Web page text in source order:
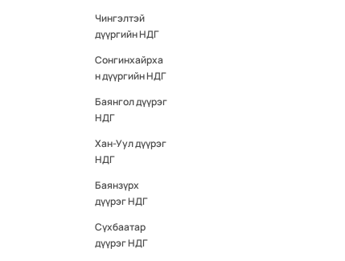
Чингэлтэй
дүүргийн НДГ
Сонгинхайрха
н дүүргийн НДГ
Баянгол дүүрэг
НДГ
Хан-Уул дүүрэг
НДГ
Баянзүрх
дүүрэг НДГ
Сүхбаатар
дүүрэг НДГ